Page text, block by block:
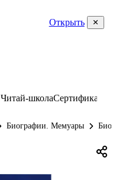
Открыть
Читай-школаСертификаты
Биографии. Мемуары